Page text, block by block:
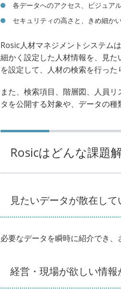
各データへのアクセス、ビジュア
セキュリティの高さと、きめ細か
Rosic人材マネジメントシステム
細かく設定した人材情報を、見
を設定して、人材の検索を行った
また、検索項目、階層図、人員
タを公開する対象や、データの種
Rosicはどんな課題
見たいデータが散在し
必要なデータを瞬時に紹介でき、
経営・現場が欲しい情